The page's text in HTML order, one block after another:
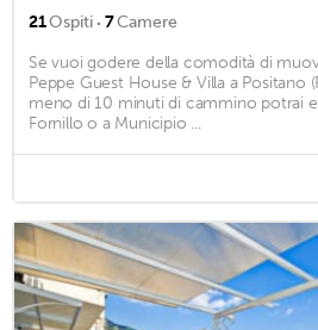
21Ospiti · 7Camere
Se vuoi godere della comodità di
Peppe Guest House & Villa a Positano
meno di 10 minuti di cammino potrai
Fornillo o a Municipio ...